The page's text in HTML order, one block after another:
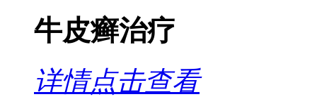
牛皮癣治疗
详情点击查看